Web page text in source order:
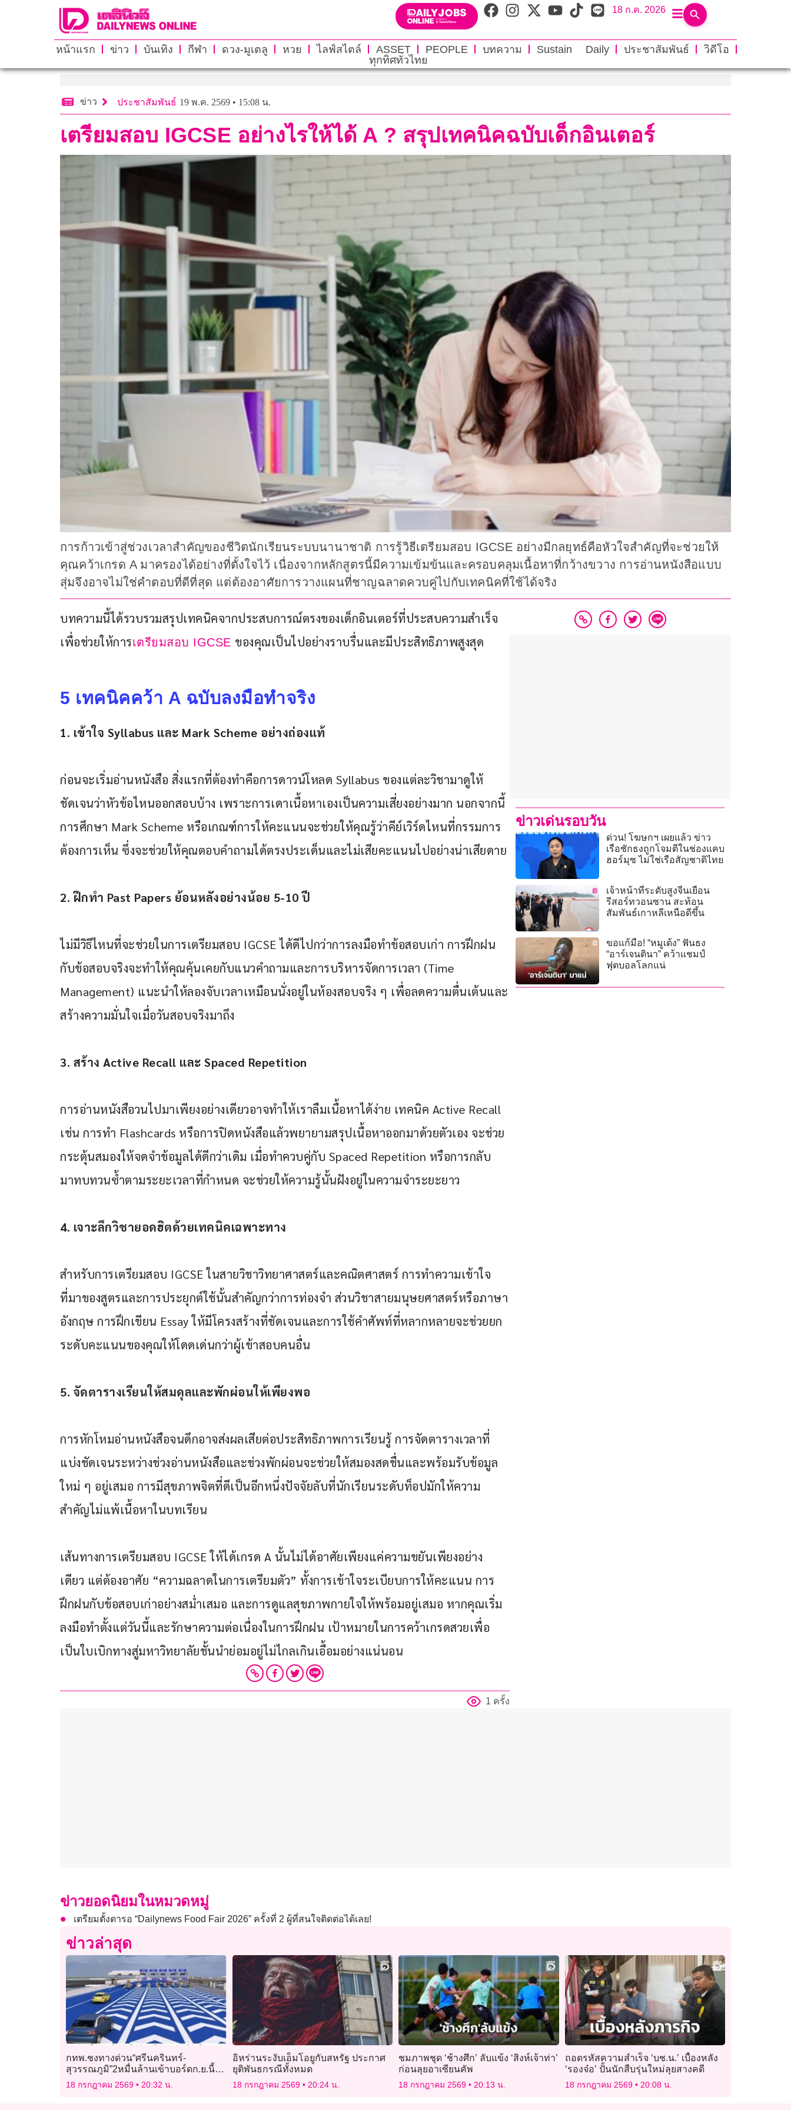
18 ก.ค. 2026
หน้าแรก ข่าว บันเทิง กีฬา ดวง-มูเตลู หวย ไลฟ์สไตล์ ASSET PEOPLE บทความ Sustain Daily ประชาสัมพันธ์
วิดีโอ
ทุกทิศทั่วไทย
ข่าว ประชาสัมพันธ์ 19 พ.ค. 2569 • 15:08 น.
เตรียมสอบ IGCSE อย่างไรให้ได้ A ? สรุปเทคนิคฉบับเด็กอินเตอร์
การก้าวเข้าสู่ช่วงเวลาสำคัญของชีวิตนักเรียนระบบนานาชาติ การรู้วิธีเตรียมสอบ IGCSE อย่างมีกลยุทธ์คือหัวใจสำคัญที่จะช่วยให้
คุณคว้าเกรด A มาครองได้อย่างที่ตั้งใจไว้ เนื่องจากหลักสูตรนี้มีความเข้มข้นและครอบคลุมเนื้อหาที่กว้างขวาง การอ่านหนังสือแบบ
สุ่มจึงอาจไม่ใช่คำตอบที่ดีที่สุด แต่ต้องอาศัยการวางแผนที่ชาญฉลาดควบคู่ไปกับเทคนิคที่ใช้ได้จริง
บทความนี้ได้รวบรวมสรุปเทคนิคจากประสบการณ์ตรงของเด็กอินเตอร์ที่ประสบความสำเร็จ
เพื่อช่วยให้การเตรียมสอบ IGCSE ของคุณเป็นไปอย่างราบรื่นและมีประสิทธิภาพสูงสุด
5 เทคนิคคว้า A ฉบับลงมือทำจริง
1. เข้าใจ Syllabus และ Mark Scheme อย่างถ่องแท้
ก่อนจะเริ่มอ่านหนังสือ สิ่งแรกที่ต้องทำคือการดาวน์โหลด Syllabus ของแต่ละวิชามาดูให้
ชัดเจนว่าหัวข้อไหนออกสอบบ้าง เพราะการเดาเนื้อหาเองเป็นความเสี่ยงอย่างมาก นอกจากนี้
การศึกษา Mark Scheme หรือเกณฑ์การให้คะแนนจะช่วยให้คุณรู้ว่าคีย์เวิร์ดไหนที่กรรมการ
ต้องการเห็น ซึ่งจะช่วยให้คุณตอบคำถามได้ตรงประเด็นและไม่เสียคะแนนไปอย่างน่าเสียดาย
2. ฝึกทำ Past Papers ย้อนหลังอย่างน้อย 5-10 ปี
ไม่มีวิธีไหนที่จะช่วยในการเตรียมสอบ IGCSE ได้ดีไปกว่าการลงมือทำข้อสอบเก่า การฝึกฝน
กับข้อสอบจริงจะทำให้คุณคุ้นเคยกับแนวคำถามและการบริหารจัดการเวลา (Time
Management) แนะนำให้ลองจับเวลาเหมือนนั่งอยู่ในห้องสอบจริง ๆ เพื่อลดความตื่นเต้นและ
สร้างความมั่นใจเมื่อวันสอบจริงมาถึง
3. สร้าง Active Recall และ Spaced Repetition
การอ่านหนังสือวนไปมาเพียงอย่างเดียวอาจทำให้เราลืมเนื้อหาได้ง่าย เทคนิค Active Recall
เช่น การทำ Flashcards หรือการปิดหนังสือแล้วพยายามสรุปเนื้อหาออกมาด้วยตัวเอง จะช่วย
กระตุ้นสมองให้จดจำข้อมูลได้ดีกว่าเดิม เมื่อทำควบคู่กับ Spaced Repetition หรือการกลับ
มาทบทวนซ้ำตามระยะเวลาที่กำหนด จะช่วยให้ความรู้นั้นฝังอยู่ในความจำระยะยาว
4. เจาะลึกวิชายอดฮิตด้วยเทคนิคเฉพาะทาง
สำหรับการเตรียมสอบ IGCSE ในสายวิชาวิทยาศาสตร์และคณิตศาสตร์ การทำความเข้าใจ
ที่มาของสูตรและการประยุกต์ใช้นั้นสำคัญกว่าการท่องจำ ส่วนวิชาสายมนุษยศาสตร์หรือภาษา
อังกฤษ การฝึกเขียน Essay ให้มีโครงสร้างที่ชัดเจนและการใช้คำศัพท์ที่หลากหลายจะช่วยยก
ระดับคะแนนของคุณให้โดดเด่นกว่าผู้เข้าสอบคนอื่น
5. จัดตารางเรียนให้สมดุลและพักผ่อนให้เพียงพอ
การหักโหมอ่านหนังสือจนดึกอาจส่งผลเสียต่อประสิทธิภาพการเรียนรู้ การจัดตารางเวลาที่
แบ่งชัดเจนระหว่างช่วงอ่านหนังสือและช่วงพักผ่อนจะช่วยให้สมองสดชื่นและพร้อมรับข้อมูล
ใหม่ ๆ อยู่เสมอ การมีสุขภาพจิตที่ดีเป็นอีกหนึ่งปัจจัยลับที่นักเรียนระดับท็อปมักให้ความ
สำคัญไม่แพ้เนื้อหาในบทเรียน
เส้นทางการเตรียมสอบ IGCSE ให้ได้เกรด A นั้นไม่ได้อาศัยเพียงแค่ความขยันเพียงอย่าง
เดียว แต่ต้องอาศัย “ความฉลาดในการเตรียมตัว” ทั้งการเข้าใจระเบียบการให้คะแนน การ
ฝึกฝนกับข้อสอบเก่าอย่างสม่ำเสมอ และการดูแลสุขภาพกายใจให้พร้อมอยู่เสมอ หากคุณเริ่ม
ลงมือทำตั้งแต่วันนี้และรักษาความต่อเนื่องในการฝึกฝน เป้าหมายในการคว้าเกรดสวยเพื่อ
เป็นใบเบิกทางสู่มหาวิทยาลัยชั้นนำย่อมอยู่ไม่ไกลเกินเอื้อมอย่างแน่นอน
1 ครั้ง
ข่าวเด่นรอบวัน
ด่วน! โฆษกฯ เผยแล้ว ข่าว
เรือชักธงถูกโจมตีในช่องแคบ
ฮอร์มุซ ไม่ใช่เรือสัญชาติไทย
เจ้าหน้าที่ระดับสูงจีนเยือน
รีสอร์ทวอนซาน สะท้อน
สัมพันธ์เกาหลีเหนือดีขึ้น
ขอแก้มือ! “หมูเด้ง” ฟันธง
“อาร์เจนตินา” คว้าแชมป์
ฟุตบอลโลกแน่
ข่าวยอดนิยมในหมวดหมู่
เตรียมตั้งตารอ “Dailynews Food Fair 2026” ครั้งที่ 2 ผู้ที่สนใจติดต่อได้เลย!
ข่าวล่าสุด
กทพ.ชงทางด่วน“ศรีนครินทร์-
สุวรรณภูมิ”2หมื่นล้านเข้าบอร์ดก.ย.นี้
สร้างปี72เปิดบริการ75
18 กรกฎาคม 2569 20:32 น.
อิหร่านระงับเอ็มโอยูกับสหรัฐ ประกาศ
ยุติพันธกรณีทั้งหมด
18 กรกฎาคม 2569 20:24 น.
ชมภาพชุด ‘ช้างศึก’ ลับแข้ง ‘สิงห์เจ้าท่า’
ก่อนลุยอาเซียนคัพ
18 กรกฎาคม 2569 20:13 น.
ถอดรหัสความสำเร็จ ‘บช.น.’ เบื้องหลัง
‘รองจ๋อ’ ปั้นนักสืบรุ่นใหม่ลุยสางคดี
18 กรกฎาคม 2569 20:08 น.